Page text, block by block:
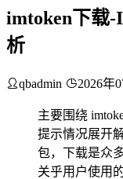
imtoken下载
析
qbadmin 2026年
主要围绕
提示情况展开
包，下载是众
关乎用户使用